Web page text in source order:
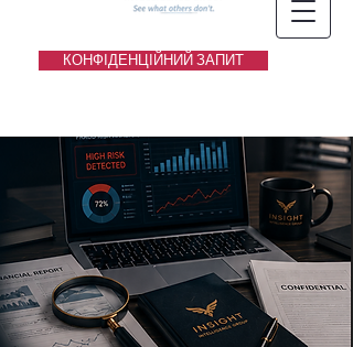
КОНФІДЕНЦІЙНИЙ ЗАПИТ